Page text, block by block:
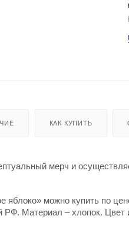
КАК КУПИТЬ
мерч и
яблоко» можно купить по
РФ. Материал – хлопок. Цвет